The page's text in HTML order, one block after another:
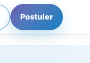
Postuler